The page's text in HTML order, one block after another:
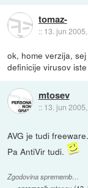
tomaz-
:: 13. jun
ok, home verzija,
definicije virusov
mtosev
:: 13. jun
AVG je tudi freeware.
Pa AntiVir tudi.
Zgodovina sprememb…